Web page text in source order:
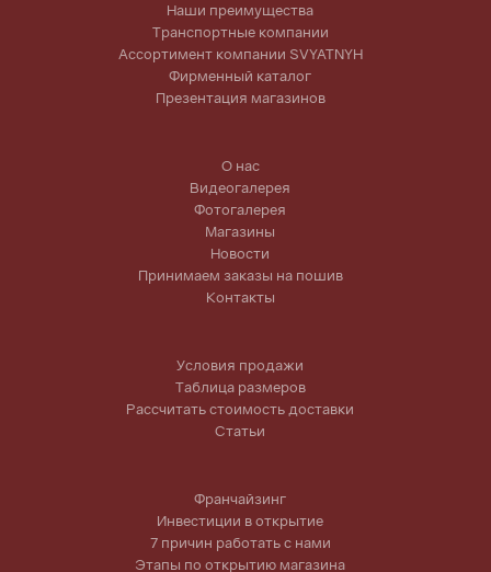
Наши преимущества
Транспортные компании
Ассортимент компании SVYATNYH
Фирменный каталог
Презентация магазинов
О нас
Видеогалерея
Фотогалерея
Магазины
Новости
Принимаем заказы на пошив
Контакты
Условия продажи
Таблица размеров
Рассчитать стоимость доставки
Статьи
Франчайзинг
Инвестиции в открытие
7 причин работать с нами
Этапы по открытию магазина